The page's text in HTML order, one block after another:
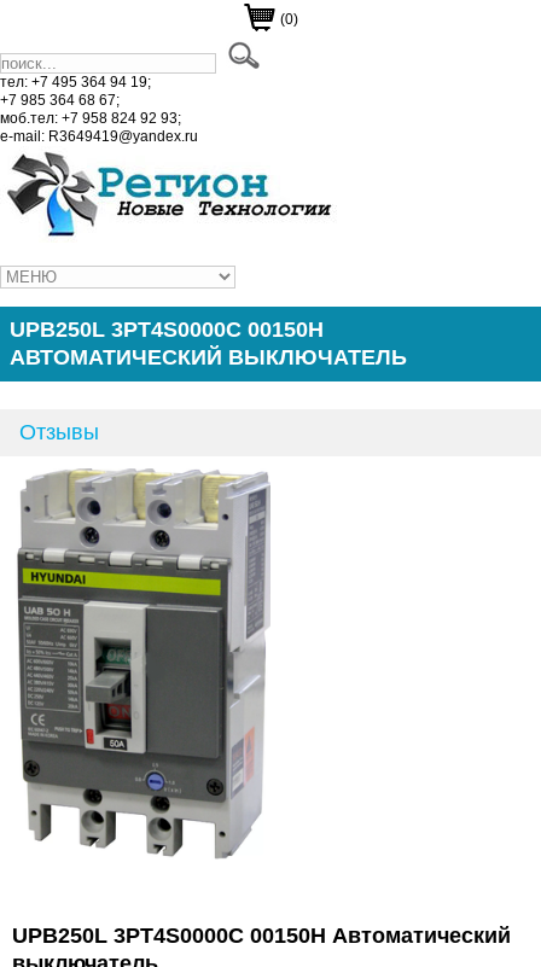
(0)
тел: +7 495 364 94 19;
+7 985 364 68 67;
моб.тел: +7 958 824 92 93;
e-mail: R3649419@yandex.ru
UPB250L 3PT4S0000C 00150H
АВТОМАТИЧЕСКИЙ ВЫКЛЮЧАТЕЛЬ
Отзывы
UPB250L 3PT4S0000C 00150H Автоматический